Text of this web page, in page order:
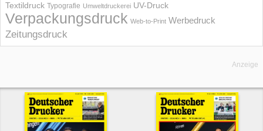
Textildruck Typografie Umweltdruckerei UV-Druck
Verpackungsdruck Web-to-Print Werbedruck
Zeitungsdruck
Anzeige